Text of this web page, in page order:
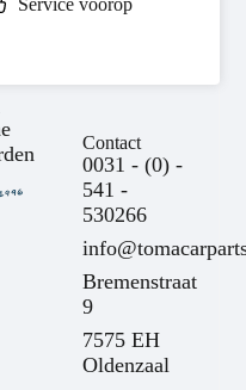
Service voorop
Contact
0031 - (0) -
541 -
530266
Bremenstraat
9
7575 EH
Oldenzaal